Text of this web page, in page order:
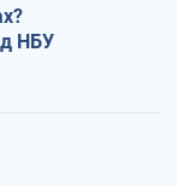
НБУ